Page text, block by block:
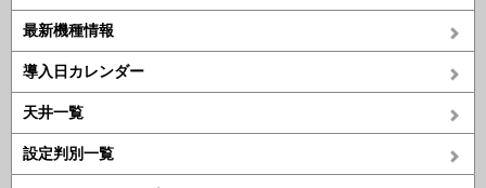
最新機種情報
導入日カレンダー
天井一覧
設定判別一覧